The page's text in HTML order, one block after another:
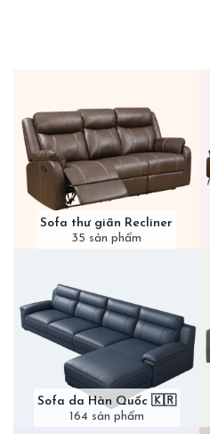
Sofa thư giãn Recliner
35 sản phẩm
Sofa da Hàn Quốc 🇰🇷
164 sản phẩm